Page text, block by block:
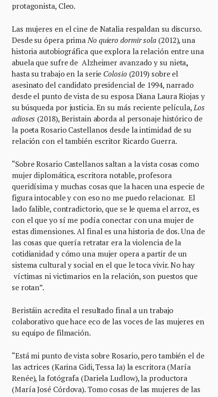
protagonista, Cleo.
Las mujeres en el cine de Natalia respaldan su discurso.
Desde su ópera prima No quiero dormir sola (2012), una
historia autobiográfica que explora la relación entre una
abuela que sufre de Alzheimer avanzado y su nieta,
hasta su trabajo en la serie Colosio (2019) sobre el
asesinato del candidato presidencial de 1994, narrado
desde el punto de vista de su esposa Diana Laura Riojas y
su búsqueda por justicia. En su más reciente película, Los
adioses (2018), Beristain aborda al personaje histórico de
la poeta Rosario Castellanos desde la intimidad de su
relación con el también escritor Ricardo Guerra.
“Sobre Rosario Castellanos saltan a la vista cosas como
mujer diplomática, escritora notable, profesora
queridísima y muchas cosas que la hacen una especie de
figura intocable y con eso no me puedo relacionar. El
lado falible, contradictorio, que se le quema el arroz, es
con el que yo sí me podía conectar con una mujer de
estas dimensiones. Al final es una historia de dos. Una de
las cosas que quería retratar era la violencia de la
cotidianidad y cómo una mujer opera a partir de un
sistema cultural y social en el que le toca vivir. No hay
víctimas ni victimarios en la relación, son puestos que
se rotan”.
Beristáin acredita el resultado final a un trabajo
colaborativo que hace eco de las voces de las mujeres en
su equipo de filmación.
“Está mi punto de vista sobre Rosario, pero también el de
las actrices (Karina Gidi, Tessa Ia) la escritora (María
Renée), la fotógrafa (Dariela Ludlow), la productora
(María José Córdova). Tomo cosas de las mujeres de las